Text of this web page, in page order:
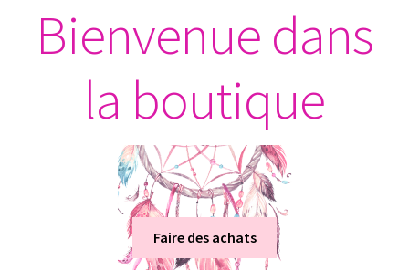
menu
enfant
Bienvenue dans la boutique
Bienvenue dans
la boutique
Faire des achats